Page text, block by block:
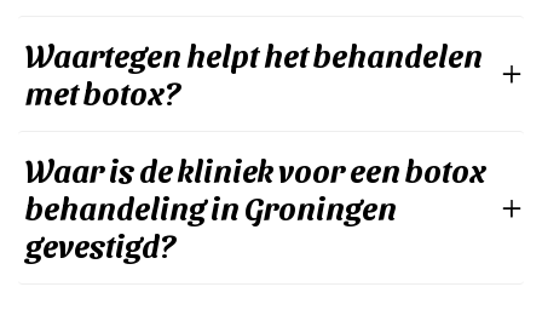
Waartegen helpt het behandelen
met botox?
Waar is de kliniek voor een botox
behandeling in Groningen
gevestigd?